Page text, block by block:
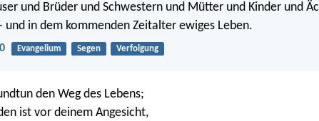
und Brüder und Schwestern und Mütter und Kinder und
und in dem kommenden Zeitalter ewiges Leben.
Evangelium Segen Verfolgung
den Weg des Lebens;
ist vor deinem Angesicht,